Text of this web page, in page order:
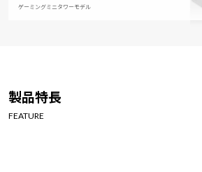
ゲーミングミニタワーモデル
製品特長
FEATURE